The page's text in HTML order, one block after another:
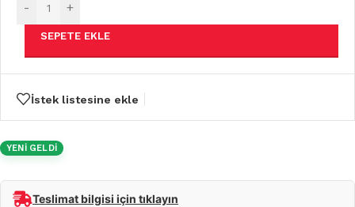
- +
SEPETE EKLE
İstek listesine ekle
YENİ GELDİ
Teslimat bilgisi için tıklayın